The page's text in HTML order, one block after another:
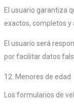
El usuario garantiza
exactos, completos y
El usuario será
por facilitar datos
12. Menores de edad
Los formularios de